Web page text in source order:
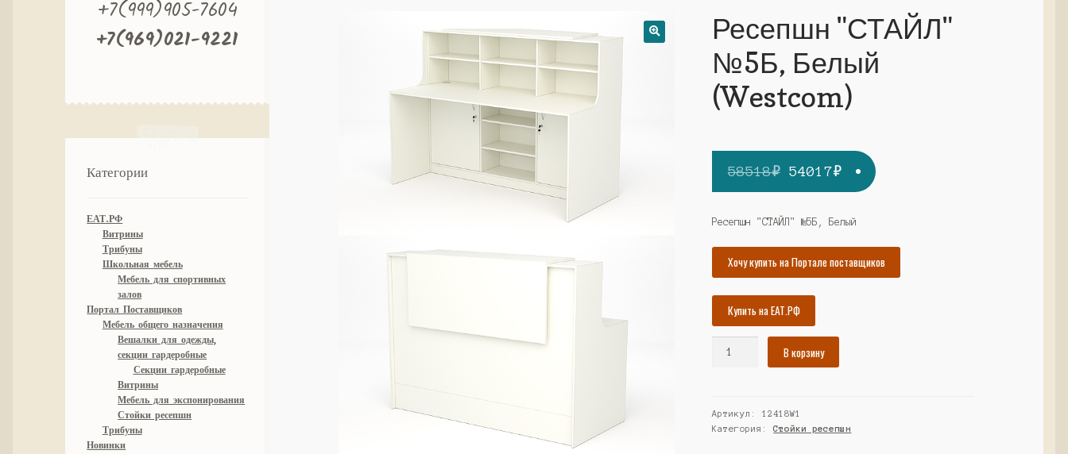
Ресепшн "СТАЙЛ"
№5Б, Белый
(Westcom)
58518₽ Первоначальная
цена
составляла
58518₽.
54017₽Текущая
цена:
54017₽.
Ресепшн "СТАЙЛ" №5Б, Белый
Хочу купить на Портале поставщиков
Купить на ЕАТ.РФ
№5Б,
Белый
В корзину
Артикул:12418W1
Категория:Стойки ресепшн
+7(999)905-7604
+7(969)021-9221
Категории
ЕАТ.РФ
Витрины
Трибуны
Школьная мебель
Мебель для спортивных
залов
Портал Поставщиков
Мебель общего назначения
Вешалки для одежды,
секции гардеробные
Секции гардеробные
Витрины
Мебель для экспонирования
Стойки ресепшн
Трибуны
Новинки